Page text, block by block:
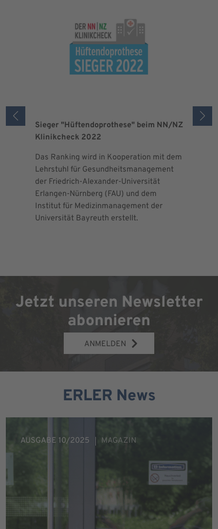
Sieger "Hüftendoprothese" beim NN/NZ
Klinikcheck 2022
Das Ranking wird in Kooperation mit dem
Lehrstuhl für Gesundheitsmanagement
der Friedrich-Alexander-Universität
Erlangen-Nürnberg (FAU) und dem
Institut für Medizinmanagement der
Universität Bayreuth erstellt.
Jetzt unseren Newsletter
abonnieren
ANMELDEN
ERLER News
AUSGABE 10/2025 MAGAZIN